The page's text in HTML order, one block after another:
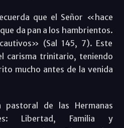
que el Señor «hace
da pan a los hambrientos.
(Sal 145, 7). Este
carisma trinitario, teniendo
mucho antes de la venida
de las Hermanas
Libertad, Familia y